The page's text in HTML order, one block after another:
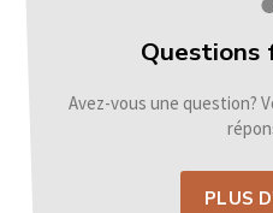
Questions
Avez-vous une question?
PLUS